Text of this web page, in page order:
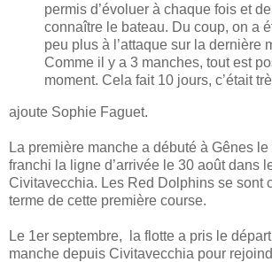
permis d’évoluer à chaque fois et
connaître le bateau. Du coup, on a
peu plus à l’attaque sur la dernière
Comme il y a 3 manches, tout est
moment. Cela fait 10 jours, c’était
ajoute Sophie Faguet.
La première manche a débuté à Gênes
franchi la ligne d’arrivée le 30 août dans
Civitavecchia. Les Red Dolphins se sont
terme de cette première course.
Le 1er septembre, la flotte a pris le
manche depuis Civitavecchia pour